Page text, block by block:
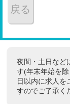
戻る
夜間・土日など
す(年末年始を
日以内に求人を
すのでご了承く